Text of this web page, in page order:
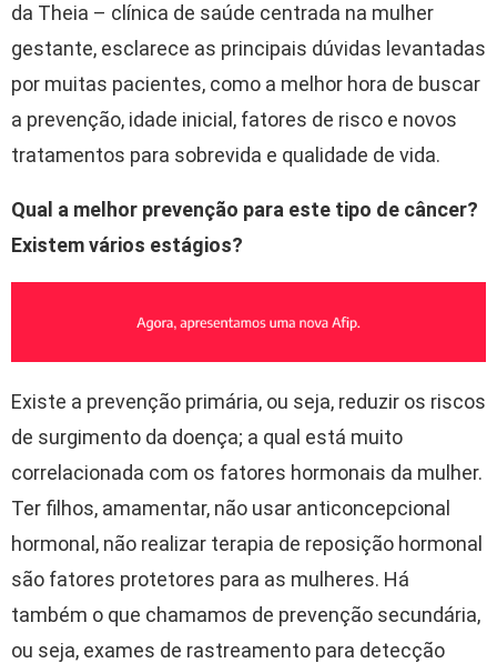
da Theia – clínica de saúde centrada na mulher
gestante, esclarece as principais dúvidas levantadas
por muitas pacientes, como a melhor hora de buscar
a prevenção, idade inicial, fatores de risco e novos
tratamentos para sobrevida e qualidade de vida.
Qual a melhor prevenção para este tipo de câncer?
Existem vários estágios?
Existe a prevenção primária, ou seja, reduzir os riscos
de surgimento da doença; a qual está muito
correlacionada com os fatores hormonais da mulher.
Ter filhos, amamentar, não usar anticoncepcional
hormonal, não realizar terapia de reposição hormonal
são fatores protetores para as mulheres. Há
também o que chamamos de prevenção secundária,
ou seja, exames de rastreamento para detecção